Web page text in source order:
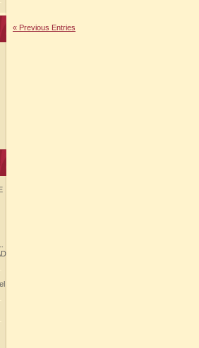
« Previous Entries